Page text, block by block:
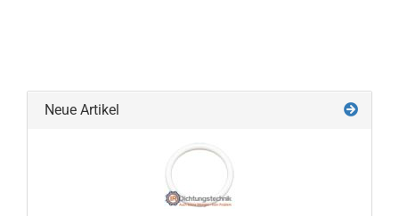
Neue Artikel